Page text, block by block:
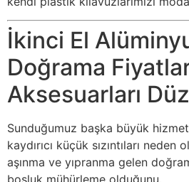
İkinci El
Doğrama
Aksesuarları
Sunduğumuz başka büyük
kaydırıcı küçük sızıntıları neden
aşınma ve yıpranma gelen